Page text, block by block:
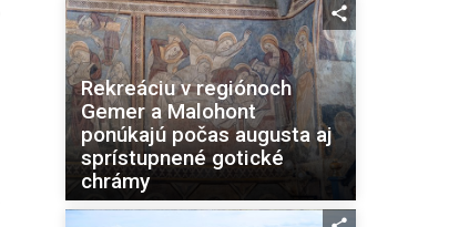
Rekreáciu v regiónoch
Gemer a Malohont
ponúkajú počas augusta aj
sprístupnené gotické
chrámy